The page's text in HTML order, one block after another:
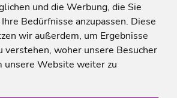
und die Werbung, die Sie
Bedürfnisse anzupassen. Diese
wir außerdem, um Ergebnisse
verstehen, woher unsere Besucher
unsere Website weiter zu
Einzelleistungen.
die ursprünglichen Preise des Reiseveranstalters.